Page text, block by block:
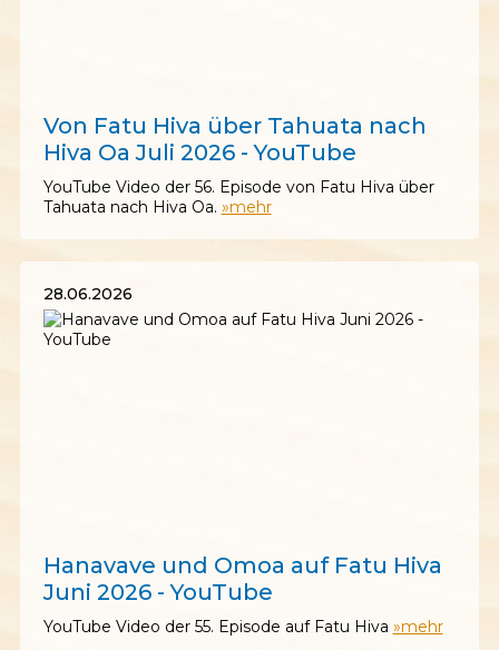
Von Fatu Hiva über Tahuata nach
Hiva Oa Juli 2026 - YouTube
YouTube Video der 56. Episode von Fatu Hiva über
Tahuata nach Hiva Oa. »mehr
28.06.2026
Hanavave und Omoa auf Fatu Hiva
Juni 2026 - YouTube
YouTube Video der 55. Episode auf Fatu Hiva »mehr